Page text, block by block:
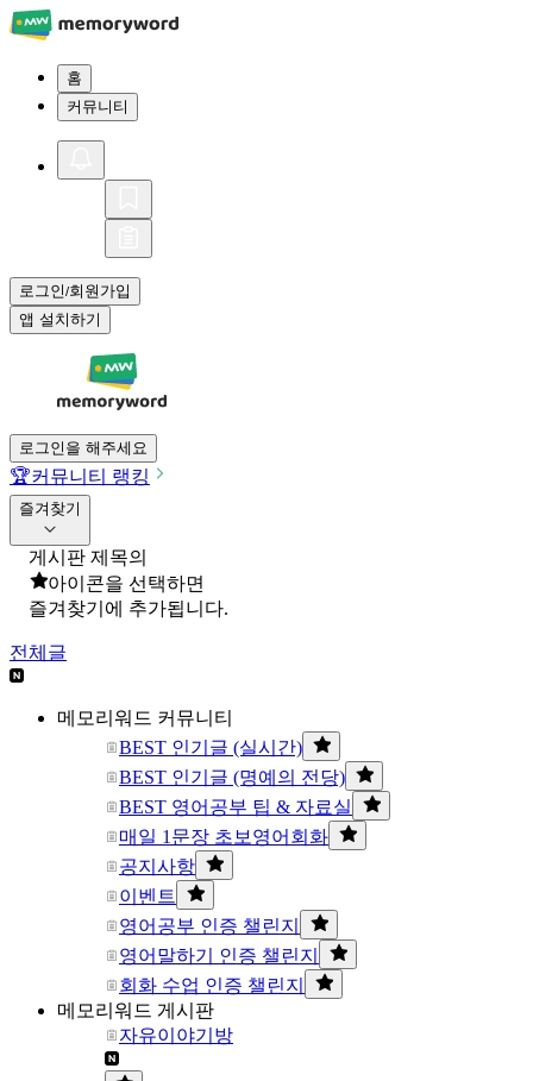
홈
커뮤니티
로그인/회원가입
앱 설치하기
로그인을 해주세요
🏆커뮤니티 랭킹
즐겨찾기
게시판 제목의
아이콘을 선택하면
즐겨찾기에 추가됩니다.
전체글
메모리워드 커뮤니티
BEST 인기글 (실시간)
BEST 인기글 (명예의 전당)
BEST 영어공부 팁 & 자료실
매일 1문장 초보영어회화
공지사항
이벤트
영어공부 인증 챌린지
영어말하기 인증 챌린지
회화 수업 인증 챌린지
메모리워드 게시판
자유이야기방